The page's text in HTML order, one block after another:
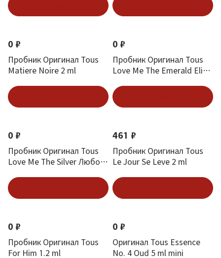
0 ₽
Пробник Оригинал Tous
Matiere Noire 2 ml
0 ₽
Пробник Оригинал Tous
Love Me The Emerald Elixir
ml
0 ₽
Пробник Оригинал Tous
Love Me The Silver Любовь
461 ₽
Пробник Оригинал Tous
Le Jour Se Leve 2 ml
0 ₽
Пробник Оригинал Tous
For Him 1.2 ml
0 ₽
Оригинал Tous Essence
No. 4 Oud 5 ml mini